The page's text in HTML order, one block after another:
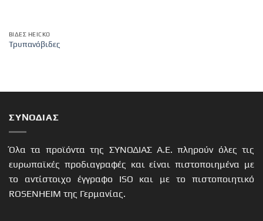
ΒΊΔΕΣ HEICKO
Τρυπανόβιδες
ΣΥΝΟΔΙΑΣ
Όλα τα προϊόντα της ΣΥΝΟΔΙΑΣ Α.Ε. πληρούν όλες τις
ευρωπαϊκές προδιαγραφές και είναι πιστοποιημένα με
το αντίστοιχο έγγραφο ISO και με το πιστοποιητικό
ROSENHEIM της Γερμανίας.